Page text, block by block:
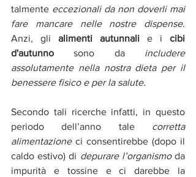
talmente eccezionali da non doverli mai
fare mancare nelle nostre dispense.
Anzi, gli alimenti autunnali e i cibi
d'autunno sono da includere
assolutamente nella nostra dieta per il
benessere fisico e per la salute.
Secondo tali ricerche infatti, in questo
periodo dell’anno tale corretta
alimentazione ci consentirebbe (dopo il
caldo estivo) di depurare l’organismo da
impurità e tossine e ci darebbe la